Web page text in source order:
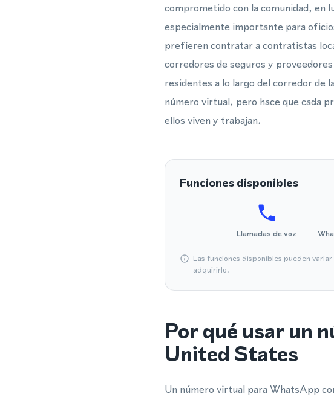
comprometido con la comunidad, en
especialmente importante para
prefieren contratar a contratistas
corredores de seguros y
residentes a lo largo del corredor de
número virtual, pero hace que cada
ellos viven y trabajan.
Funciones disponibles
Llamadas de voz
Las funciones disponibles pueden
adquirirlo.
Por qué usar un
United States
Un número virtual para WhatsApp